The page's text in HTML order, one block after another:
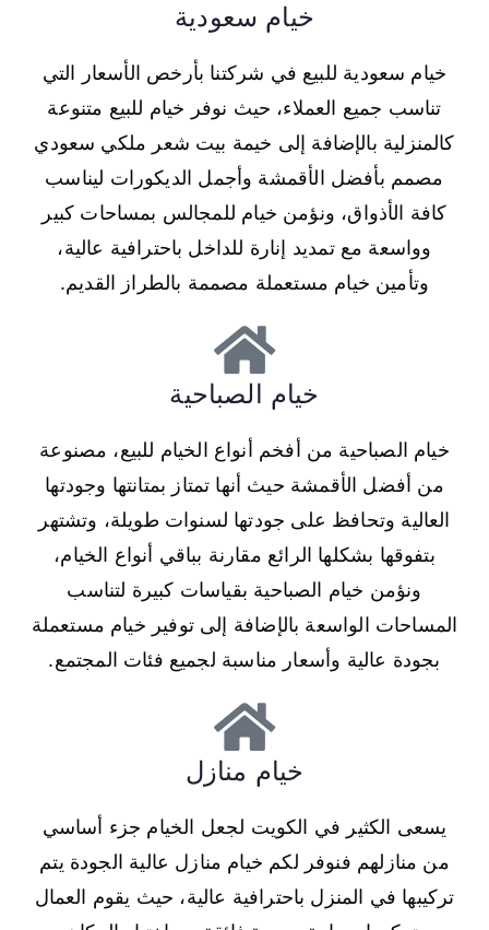
خيام سعودية
خيام سعودية للبيع في شركتنا بأرخص الأسعار التي
تناسب جميع العملاء، حيث نوفر خيام للبيع متنوعة
كالمنزلية بالإضافة إلى خيمة بيت شعر ملكي سعودي
مصمم بأفضل الأقمشة وأجمل الديكورات ليناسب
كافة الأذواق، ونؤمن خيام للمجالس بمساحات كبير
وواسعة مع تمديد إنارة للداخل باحترافية عالية،
وتأمين خيام مستعملة مصممة بالطراز القديم.
خيام الصباحية
خيام الصباحية من أفخم أنواع الخيام للبيع، مصنوعة
من أفضل الأقمشة حيث أنها تمتاز بمتانتها وجودتها
العالية وتحافظ على جودتها لسنوات طويلة، وتشتهر
بتفوقها بشكلها الرائع مقارنة بباقي أنواع الخيام،
ونؤمن خيام الصباحية بقياسات كبيرة لتناسب
المساحات الواسعة بالإضافة إلى توفير خيام مستعملة
بجودة عالية وأسعار مناسبة لجميع فئات المجتمع.
خيام منازل
يسعى الكثير في الكويت لجعل الخيام جزء أساسي
من منازلهم فنوفر لكم خيام منازل عالية الجودة يتم
تركيبها في المنزل باحترافية عالية، حيث يقوم العمال